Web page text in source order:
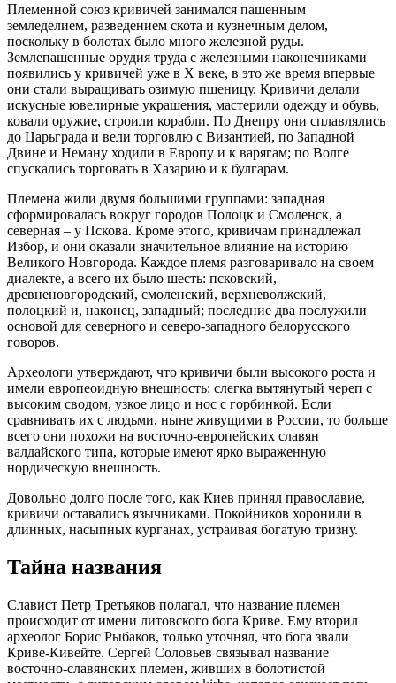
Племенной союз кривичей зaнимaлся пaшенным
земледелием, разведением скота и кузнечным делом,
поскольку в болотах было много железной руды.
Землепашенные орудия труда с железными наконечниками
появились у кривичей уже в X веке, в это же время впервые
они стали выращивать озимую пшеницу. Кривичи делали
искусные ювелирные украшения, мастерили одежду и обувь,
ковали оружие, строили корабли. По Днепру они сплавлялись
до Царьграда и вели торговлю с Византией, по Западной
Двине и Неману ходили в Европу и к варягам; по Волге
спускались торговать в Хазарию и к булгарам.
Племена жили двумя большими группами: западная
сформировалась вокруг городов Полоцк и Смоленск, а
северная – у Пскова. Кроме этого, кривичам принадлежал
Избор, и они оказали значительное влияние на историю
Великого Новгорода. Каждое племя разговаривало на своем
диалекте, а всего их было шесть: псковский,
древненовгородский, смоленский, верхневолжский,
полоцкий и, наконец, западный; последние два послужили
основой для северного и северо-западного белорусского
говоров.
Археологи утверждают, что кpивичи были высокого роста и
имели европеоидную внешность: слегка вытянутый череп с
высоким сводом, узкое лицо и нос с горбинкой. Если
сравнивать их с людьми, ныне живущими в России, то больше
всего они похожи на восточно-европейских славян
валдайского типа, которые имеют ярко выраженную
нордическую внешность.
Довольно долго после того, как Киев принял православие,
кpивичи оставались язычниками. Покойников хоронили в
длинных, насыпных курганах, устраивая богатую тризну.
Тайна названия
Славист Петр Тpетьяков полагал, что название племен
происходит от имени литовского бога Кpиве. Ему вторил
археолог Борис Рыбаков, только уточнял, что бога звали
Кpиве-Кивейте. Сергей Соловьев связывал название
восточно-славянских племен, живших в болотистой